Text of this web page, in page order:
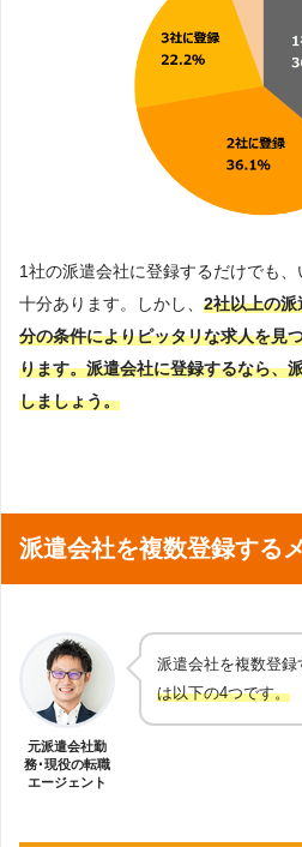
1社の派遣会社に登録するだけでも
十分あります。しかし、 2社以上の派
分の条件によりピッタリな求人を見
ります。派遣会社に登録するなら、
しましょう。
派遣会社を複数登録する
元派遣会社勤
務･現役の転職
エージェント
派遣会社を複数登
は以下の4つです。